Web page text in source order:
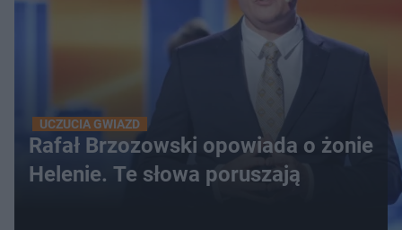
UCZUCIA GWIAZD
Rafał Brzozowski opowiada o żonie
Helenie. Te słowa poruszają